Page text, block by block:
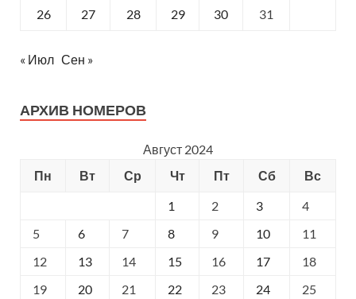
26 27 28 29 30 31
« Июл Сен »
АРХИВ НОМЕРОВ
Август 2024
Пн
Вт Ср Чт Пт Сб
Вс
1
2 3
4
5
6 7 8 9 10
11
12
13 14 15 16 17
18
19
20 21 22 23 24
25